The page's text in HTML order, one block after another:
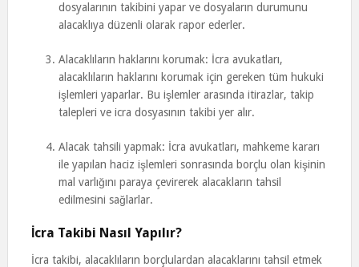
dosyalarının takibini yapar ve dosyaların durumunu
alacaklıya düzenli olarak rapor ederler.
Alacaklıların haklarını korumak: İcra avukatları,
alacaklıların haklarını korumak için gereken tüm hukuki
işlemleri yaparlar. Bu işlemler arasında itirazlar, takip
talepleri ve icra dosyasının takibi yer alır.
Alacak tahsili yapmak: İcra avukatları, mahkeme kararı
ile yapılan haciz işlemleri sonrasında borçlu olan kişinin
mal varlığını paraya çevirerek alacakların tahsil
edilmesini sağlarlar.
İcra Takibi Nasıl Yapılır?
İcra takibi, alacaklıların borçlulardan alacaklarını tahsil etmek